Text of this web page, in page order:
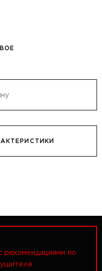
рекомендациями по